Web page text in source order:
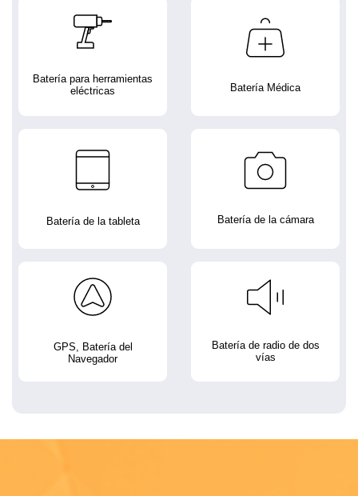
Batería para herramientas
eléctricas
Batería Médica
Batería de la tableta Batería de la cámara
GPS, Batería del
Navegador
Batería de radio de dos
vías